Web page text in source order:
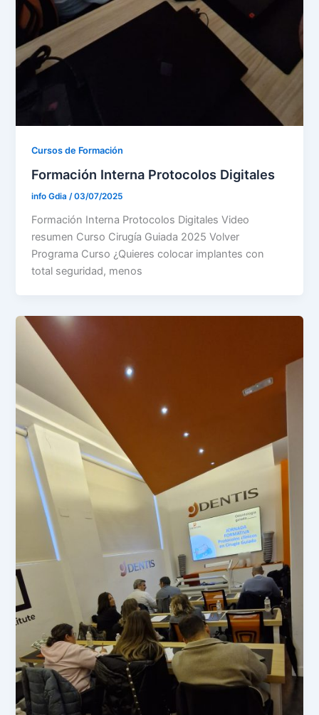
Cursos de Formación
Formación Interna Protocolos Digitales
info Gdia/03/07/2025
Formación Interna Protocolos Digitales Video
resumen Curso Cirugía Guiada 2025 Volver
Programa Curso ¿Quieres colocar implantes con
total seguridad, menos